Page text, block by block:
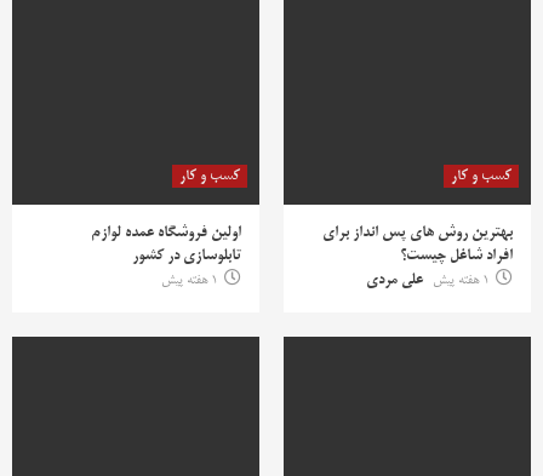
کسب و کار
بهترین روش‌ های پس‌ انداز برای
افراد شاغل چیست؟
1 هفته پیش
علی مردی
کسب و کار
اولین فروشگاه عمده لوازم
تابلوسازی در کشور
1 هفته پیش